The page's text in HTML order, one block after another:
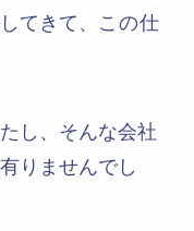
てきて、
この仕
し、そんな会社
りませんでし